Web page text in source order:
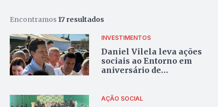
Encontramos 17 resultados
INVESTIMENTOS
Daniel Vilela leva ações
sociais ao Entorno em
aniversário de
do estado”
AÇÃO SOCIAL